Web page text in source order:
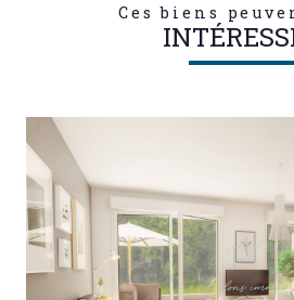
Ces biens
VOIR LE BIEN